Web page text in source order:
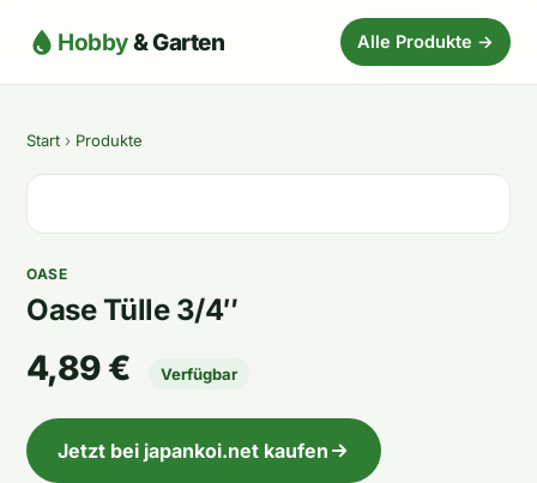
Hobby& Garten Alle Produkte →
Start › Produkte
OASE
Oase Tülle 3/4″
4,89 € Verfügbar
Jetzt bei japankoi.net kaufen